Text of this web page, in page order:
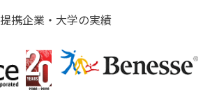
提携企業・大学の実績